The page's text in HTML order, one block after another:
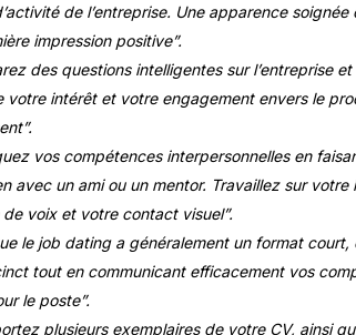
de l’entreprise. Une apparence
impression positive”.
des questions intelligentes sur l’entreprise
votre intérêt et votre engagement envers le
vos compétences interpersonnelles en
avec un ami ou un mentor. Travaillez sur
voix et votre contact visuel”.
le job dating a généralement un format
tout en communicant efficacement vos
le poste”.
plusieurs exemplaires de votre CV, ainsi